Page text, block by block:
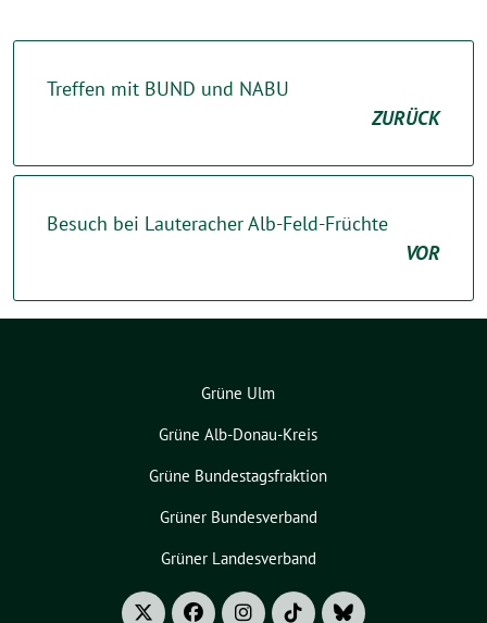
Treffen mit BUND und NABU
ZURÜCK
Besuch bei Lauteracher Alb-Feld-Früchte
VOR
Grüne Ulm
Grüne Alb-Donau-Kreis
Grüne Bundestagsfraktion
Grüner Bundesverband
Grüner Landesverband